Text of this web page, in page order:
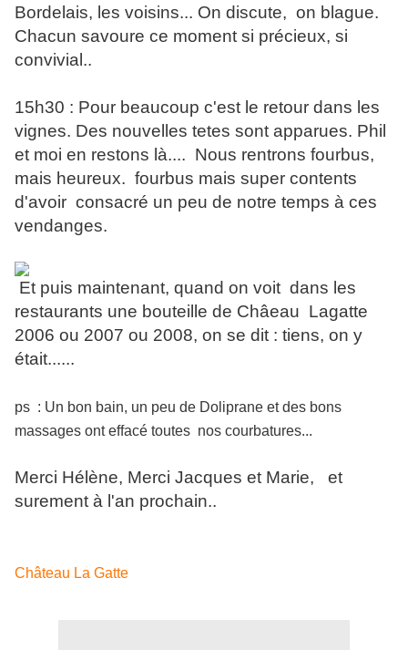
Bordelais, les voisins... On discute, on blague.
Chacun savoure ce moment si précieux, si
convivial..
15h30 : Pour beaucoup c'est le retour dans les
vignes. Des nouvelles tetes sont apparues. Phil
et moi en restons là.... Nous rentrons fourbus,
mais heureux. fourbus mais super contents
d'avoir consacré un peu de notre temps à ces
vendanges.
Et puis maintenant, quand on voit dans les
restaurants une bouteille de Châeau Lagatte
2006 ou 2007 ou 2008, on se dit : tiens, on y
était......
ps : Un bon bain, un peu de Doliprane et des bons
massages ont effacé toutes nos courbatures...
Merci Hélène, Merci Jacques et Marie, et
surement à l'an prochain..
Château La Gatte